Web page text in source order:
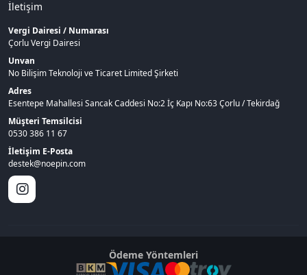
İletişim
Vergi Dairesi / Numarası
Çorlu Vergi Dairesi
Unvan
No Bilişim Teknoloji ve Ticaret Limited Şirketi
Adres
Esentepe Mahallesi Sancak Caddesi No:2 İç Kapı No:63 Çorlu / Tekirdağ
Müşteri Temsilcisi
0530 386 11 67
İletişim E-Posta
destek@noepin.com
Ödeme Yöntemleri